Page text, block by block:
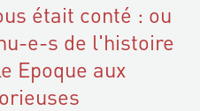
était conté : ou
e-s de l'histoire
Epoque aux